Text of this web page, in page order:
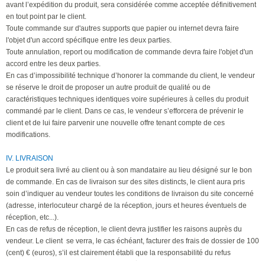
avant l’expédition du produit, sera considérée comme acceptée définitivement
en tout point par le client.
Toute commande sur d'autres supports que papier ou internet devra faire
l'objet d'un accord spécifique entre les deux parties.
Toute annulation, report ou modification de commande devra faire l'objet d'un
accord entre les deux parties.
En cas d’impossibilité technique d’honorer la commande du client, le vendeur
se réserve le droit de proposer un autre produit de qualité ou de
caractéristiques techniques identiques voire supérieures à celles du produit
commandé par le client. Dans ce cas, le vendeur s’efforcera de prévenir le
client et de lui faire parvenir une nouvelle offre tenant compte de ces
modifications.
IV. LIVRAISON
Le produit sera livré au client ou à son mandataire au lieu désigné sur le bon
de commande. En cas de livraison sur des sites distincts, le client aura pris
soin d’indiquer au vendeur toutes les conditions de livraison du site concerné
(adresse, interlocuteur chargé de la réception, jours et heures éventuels de
réception, etc...).
En cas de refus de réception, le client devra justifier les raisons auprès du
vendeur. Le client se verra, le cas échéant, facturer des frais de dossier de 100
(cent) € (euros), s’il est clairement établi que la responsabilité du refus